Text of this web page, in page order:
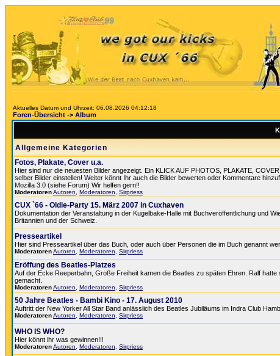
Aktuelles Datum und Uhrzeit: 06.08.2026 04:12:18
Foren-Übersicht -> Album
Allgemeine Kategorien
Fotos, Plakate, Cover u.a.
Hier sind nur die neuesten Bilder angezeigt. Ein KLICK AUF PHOTOS, PLAKATE,
selber Bilder einstellen! Weiter könnt Ihr auch die Bilder bewerten oder Kommentare
Mozilla 3.0 (siehe Forum) Wir helfen gern!!
ModeratorenAutoren Moderatoren Sirpriess
CUX `66 - Oldie-Party 15. März 2007 in Cuxhaven
Dokumentation der Veranstaltung in der Kugelbake-Halle mit Buchveröffentlichung und
Britannien und der Schweiz.
Presseartikel
Hier sind Presseartikel über das Buch, oder auch über Personen die im Buch genannt
ModeratorenAutoren Moderatoren Sirpriess
Eröffung des Beatles-Platzes
Auf der Ecke Reeperbahn, Große Freiheit kamen die Beatles zu späten Ehren. Ralf
gemacht.
ModeratorenAutoren Moderatoren Sirpriess
50 Jahre Beatles - Bambi Kino - 17. August 2010
Auftritt der New Yorker All Star Band anlässlich des Beatles Jubiläums im Indra Club
ModeratorenAutoren Moderatoren Sirpriess
WHO IS WHO?
Hier könnt ihr was gewinnen!!!
ModeratorenAutoren Moderatoren Sirpriess